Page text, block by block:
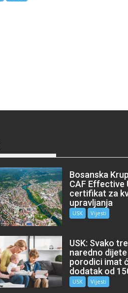
Bosanska
CAF Effective
certifikat za
upravljanja
USK Vijesti
USK: Svako
naredno dijete
porodici imat
dodatak od
USK Vijesti